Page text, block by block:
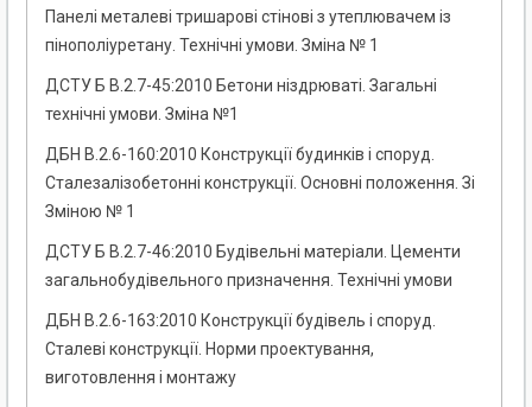
Панелі металеві тришарові стінові з утеплювачем із
пінополіуретану. Технічні умови. Зміна № 1
ДСТУ Б В.2.7-45:2010 Бетони ніздрюваті. Загальні
технічні умови. Зміна №1
ДБН В.2.6-160:2010 Конструкції будинків і споруд.
Сталезалізобетонні конструкції. Основні положення. Зі
Зміною № 1
ДСТУ Б В.2.7-46:2010 Будівельні матеріали. Цементи
загальнобудівельного призначення. Технічні умови
ДБН В.2.6-163:2010 Конструкції будівель і споруд.
Сталеві конструкції. Норми проектування,
виготовлення і монтажу